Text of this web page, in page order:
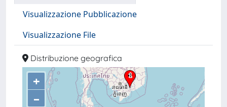
Visualizzazione Pubblicazione
Visualizzazione File
Distribuzione geografica
+
–